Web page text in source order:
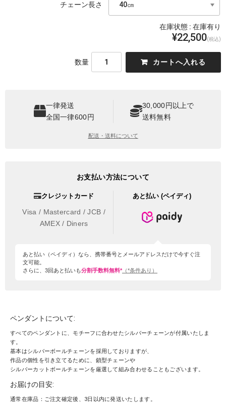
チェーン長さ
在庫状態 : 在庫有り
¥22,500(税込)
数量
一律発送
全国一律600円
30,000円以上で
送料無料
配送・送料について
お支払い方法について
クレジットカード
Visa / Mastercard / JCB /
AMEX / Diners
あと払い (ペイディ)
あと払い（ペイディ）なら、携帯番号とメールアドレスだけで今すぐ注
文可能。
さらに、3回あと払いも分割手数料無料*（*条件あり）
ペンダントについて:
すべてのペンダントに、モチーフに合わせたシルバーチェーンが付属いたしま
す。
基本はシルバーボールチェーンを採用しておりますが、
作品の個性を引き立てるために、鎖型チェーンや
シルバーカットボールチェーンを厳選して組み合わせることもございます。
お届けの目安:
通常在庫品：ご注文確定後、3日以内に発送いたします。